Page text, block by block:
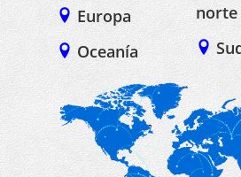
Europa
Oceanía
norte